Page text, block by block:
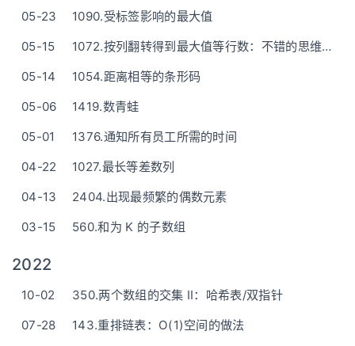
05-23
1090.受标签影响的最大值
05-15
1072.按列翻转得到最大值等行数：不错的思维题！
05-14
1054.距离相等的条形码
05-06
1419.数青蛙
05-01
1376.通知所有员工所需的时间
04-22
1027.最长等差数列
04-13
2404.出现最频繁的偶数元素
03-15
560.和为 K 的子数组
2022
10-02
350.两个数组的交集 II：哈希表/双指针
07-28
143.重排链表：O(1)空间的做法